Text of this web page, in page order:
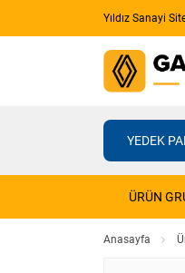
Yıldız Sanayi
YEDEK
ÜRÜN
Anasayfa